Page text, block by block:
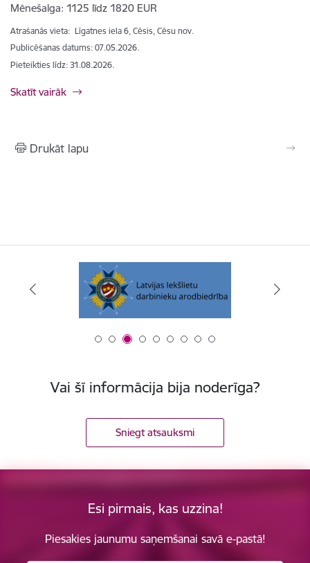
Mēnešalga: 1125 līdz 1820 EUR
Atrašanās vieta: Līgatnes iela 6, Cēsis, Cēsu nov.
Publicēšanas datums: 07.05.2026.
Pieteikties līdz: 31.08.2026.
Skatīt vairāk
Drukāt lapu
Vai šī informācija bija noderīga?
Sniegt atsauksmi
Esi pirmais, kas uzzina!
Piesakies jaunumu saņemšanai savā e-pastā!